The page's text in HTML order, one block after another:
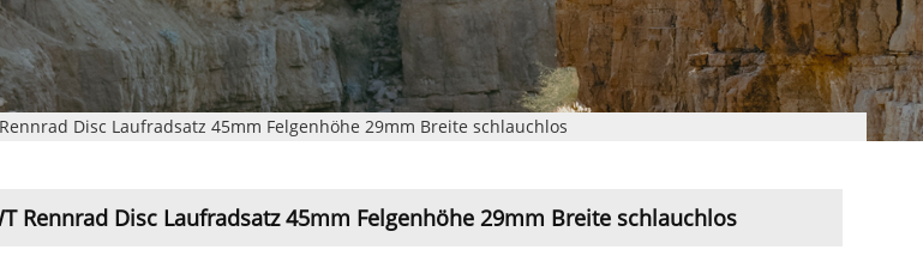
Disc Laufradsatz 45mm Felgenhöhe 29mm Breite schlauchlos
Rennrad Disc Laufradsatz 45mm Felgenhöhe 29mm Breite schlauchlos